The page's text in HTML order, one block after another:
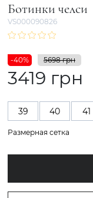
Ботинки челси
VS000090826
-40% 5698 грн
3419 грн
39 40 41
Размерная сетка